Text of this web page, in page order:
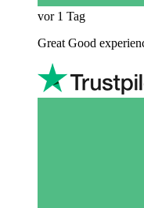
vor 1 Tag
Great Good